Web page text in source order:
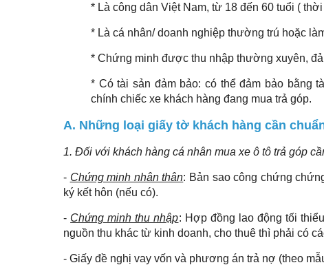
* Là công dân Việt Nam, từ 18 đến 60 tuổi (
* Là cá nhân/ doanh nghiệp thường trú hoặc
* Chứng minh được thu nhập thường xuyên,
* Có tài sản đảm bảo: có thể đảm bảo bằng
chính chiếc xe khách hàng đang mua trả góp.
A. Những loại giấy tờ khách hàng cần
1. Đối với khách hàng cá nhân mua xe ô tô trả góp
- Chứng minh nhân thân: Bản sao công chứng
ký kết hôn (nếu có).
- Chứng minh thu nhập: Hợp đồng lao động tối
nguồn thu khác từ kinh doanh, cho thuê thì phải có
- Giấy đề nghị vay vốn và phương án trả nợ (theo